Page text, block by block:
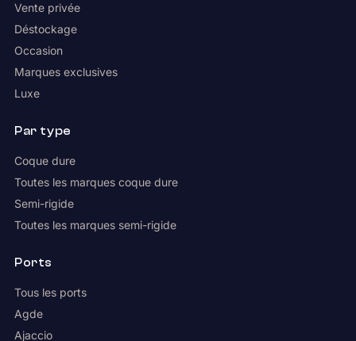
Vente privée
Déstockage
Occasion
Marques exclusives
Luxe
Par type
Coque dure
Toutes les marques coque dure
Semi-rigide
Toutes les marques semi-rigide
Ports
Tous les ports
Agde
Ajaccio